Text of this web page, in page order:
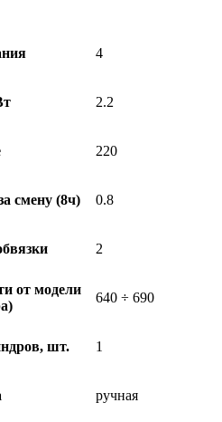
4
2.2
220
смену (8ч) 0.8
2
от модели
640 ÷ 690
шт. 1
ручная